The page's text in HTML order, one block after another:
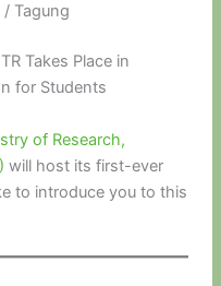
Tagung
Takes Place in
for Students
of Research,
will host its first-ever
to introduce you to this